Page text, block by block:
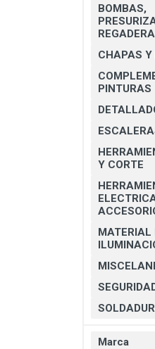
CORTE
MATERIAL
BOMBAS,
CHAPAS Y
PINTURAS
Y CORTE
MATERIAL
Marca